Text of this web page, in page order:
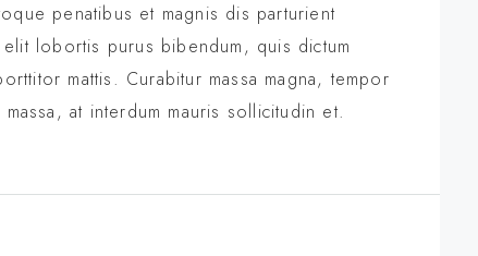
penatibus et magnis dis parturient
lobortis purus bibendum, quis dictum
mattis. Curabitur massa magna, tempor
at interdum mauris sollicitudin et.